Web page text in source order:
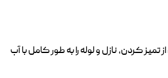
تمیز کردن، نازل و لوله را به طور کامل با آب